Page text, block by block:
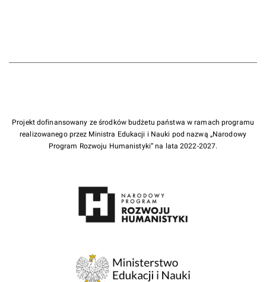
Projekt dofinansowany ze środków budżetu państwa w ramach programu
realizowanego przez Ministra Edukacji i Nauki pod nazwą „Narodowy
Program Rozwoju Humanistyki” na lata 2022-2027.